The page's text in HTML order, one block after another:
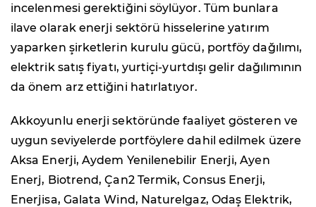
incelenmesi gerektiğini söylüyor. Tüm bunlara
ilave olarak enerji sektörü hisselerine yatırım
yaparken şirketlerin kurulu gücü, portföy dağılımı,
elektrik satış fiyatı, yurtiçi-yurtdışı gelir dağılımının
da önem arz ettiğini hatırlatıyor.
Akkoyunlu enerji sektöründe faaliyet gösteren ve
uygun seviyelerde portföylere dahil edilmek üzere
Aksa Enerji, Aydem Yenilenebilir Enerji, Ayen
Enerj, Biotrend, Çan2 Termik, Consus Enerji,
Enerjisa, Galata Wind, Naturelgaz, Odaş Elektrik,